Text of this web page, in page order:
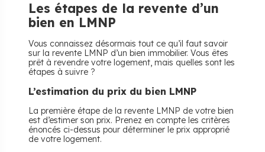
Les étapes de la revente d’un
bien en LMNP
Vous connaissez désormais tout ce qu’il faut savoir
sur la revente LMNP d’un bien immobilier. Vous êtes
prêt à revendre votre logement, mais quelles sont les
étapes à suivre ?
L’estimation du prix du bien LMNP
La première étape de la revente LMNP de votre bien
est d’estimer son prix. Prenez en compte les critères
énoncés ci-dessus pour déterminer le prix approprié
de votre logement.